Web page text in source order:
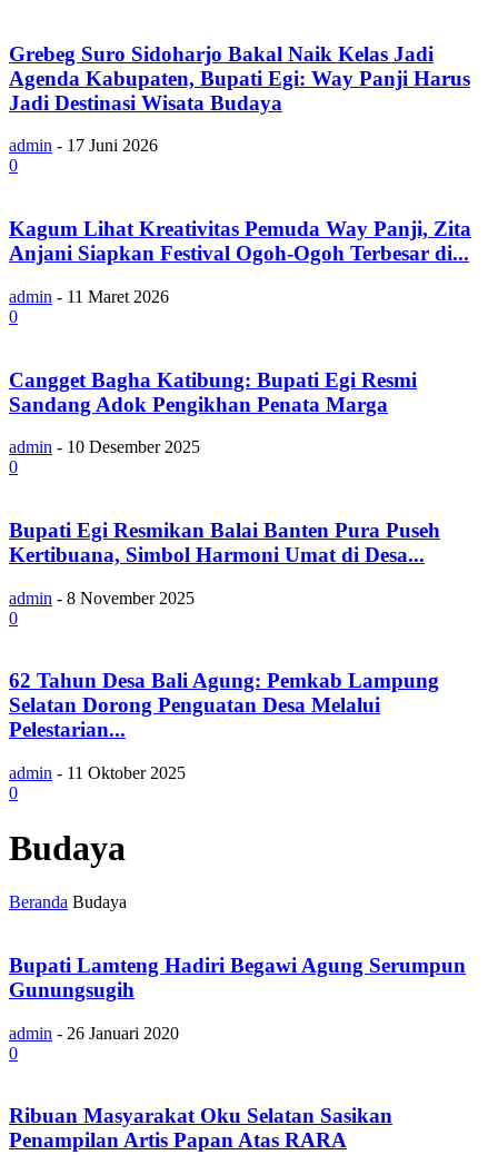
Grebeg Suro Sidoharjo Bakal Naik Kelas Jadi
Agenda Kabupaten, Bupati Egi: Way Panji Harus
Jadi Destinasi Wisata Budaya
admin - 17 Juni 2026
0
Kagum Lihat Kreativitas Pemuda Way Panji, Zita
Anjani Siapkan Festival Ogoh-Ogoh Terbesar di...
admin - 11 Maret 2026
0
Cangget Bagha Katibung: Bupati Egi Resmi
Sandang Adok Pengikhan Penata Marga
admin - 10 Desember 2025
0
Bupati Egi Resmikan Balai Banten Pura Puseh
Kertibuana, Simbol Harmoni Umat di Desa...
admin - 8 November 2025
0
62 Tahun Desa Bali Agung: Pemkab Lampung
Selatan Dorong Penguatan Desa Melalui
Pelestarian...
admin - 11 Oktober 2025
0
Budaya
Beranda Budaya
Bupati Lamteng Hadiri Begawi Agung Serumpun
Gunungsugih
admin - 26 Januari 2020
0
Ribuan Masyarakat Oku Selatan Sasikan
Penampilan Artis Papan Atas RARA